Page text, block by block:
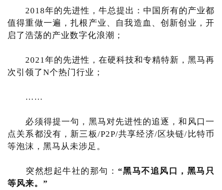
2018年的先进性，牛总提出：中国所有的产业都
值得重做一遍，扎根产业、自我造血、创新创业，开
启了浩荡的产业数字化浪潮；
2021年的先进性，在硬科技和专精特新，黑马再
次引领了N个热门行业；
……
必须得提一句，黑马对先进性的追逐，和风口一
点关系都没有，新三板/P2P/共享经济/区块链/比特币
等泡沫，黑马从未涉足。
突然想起牛社的那句： “黑马不追风口，黑马只
等风来。”